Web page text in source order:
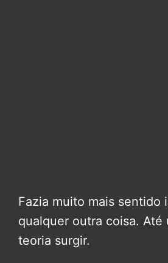
Fazia muito mais sentido
qualquer outra coisa. Até
teoria surgir.